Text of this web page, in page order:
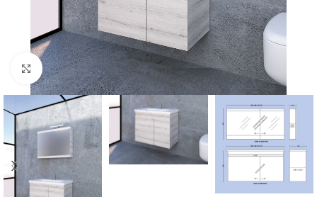
Click to enlarge